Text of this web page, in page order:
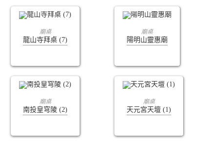
查看內容
廟桌
龍山寺拜桌 (7)
查看內容
廟桌
陽明山靈惠廟
查看內容
廟桌
南投皇穹陵 (2)
查看內容
廟桌
天元宮天壇 (1)